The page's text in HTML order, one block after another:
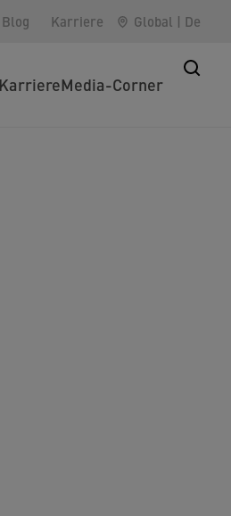
Blog Karriere Global | De
KarriereMedia-Corner